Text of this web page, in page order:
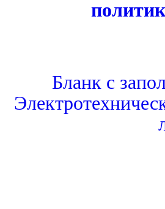
Бланк с